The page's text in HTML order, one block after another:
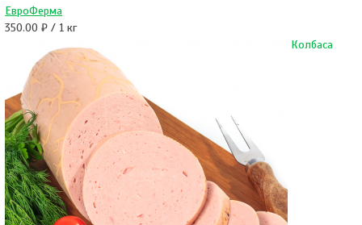
ЕвроФерма
350.00 ₽ / 1 кг
Колбаса